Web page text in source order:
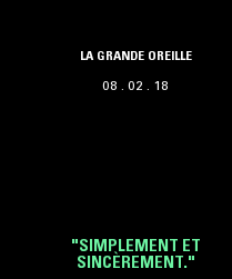
LA GRANDE OREILLE
08 . 02 . 18
"SIMPLEMENT ET
SINCÈREMENT."